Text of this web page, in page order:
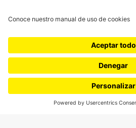
cerosetenta@uniandes.edu.co